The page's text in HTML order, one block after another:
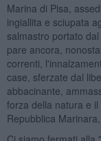
Marina di Pisa,
ingiallita e sciupata
salmastro portato
pare ancora,
correnti,
case, sferzate dal
abbacinante,
forza della natura e
Repubblica